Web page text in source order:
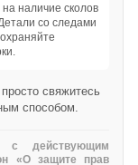
наличие сколов
Детали со следами
свяжитесь
способом.
с действующим
«О защите прав